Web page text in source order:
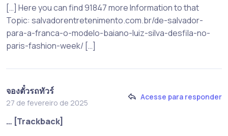
[…] Here you can find 91847 more Information to that
Topic: salvadorentretenimento.com.br/de-salvador-
para-a-franca-o-modelo-baiano-luiz-silva-desfila-no-
paris-fashion-week/ […]
จองตั๋วรถทัวร์
27 de fevereiro de 2025
Acesse para responder
… [Trackback]